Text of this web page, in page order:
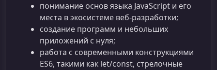
понимание основ языка JavaScript и его
места в экосистеме веб‑разработки;
создание программ и небольших
приложений с нуля;
работа с современными конструкциями
ES6, такими как let/const, стрелочные